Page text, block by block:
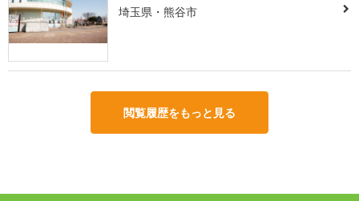
埼玉県・熊谷市
閲覧履歴をもっと見る